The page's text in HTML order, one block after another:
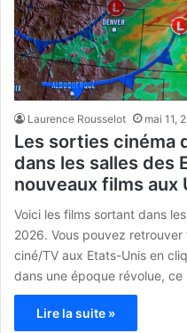
Laurence Rousselot mai 11,
Les sorties cinéma
dans les salles des
nouveaux films aux
Voici les films sortant dans
2026. Vous pouvez
ciné/TV aux Etats-Unis en
dans une époque révolue,
Lire la suite »